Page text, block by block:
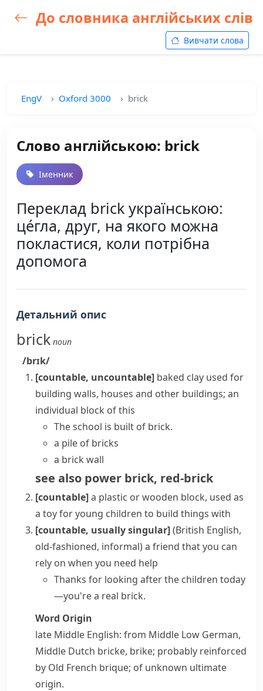
До словника англійських слів
Вивчати слова
EngV Oxford 3000 brick
Слово англійською: brick
Іменник
Переклад brick українською:
це́гла, друг, на якого можна
покластися, коли потрібна
допомога
Детальний опис
brick noun
/brɪk/
[countable, uncountable] baked clay used for
building walls, houses and other buildings; an
individual block of this
The school is built of brick.
a pile of bricks
a brick wall
see also power brick, red-brick
[countable]a plastic or wooden block, used as
a toy for young children to build things with
[countable, usually singular](British English,
old-fashioned, informal)a friend that you can
rely on when you need help
Thanks for looking after the children today
—you're a real brick.
Word Origin
late Middle English: from Middle Low German,
Middle Dutch bricke, brike; probably reinforced
by Old French brique; of unknown ultimate
origin.